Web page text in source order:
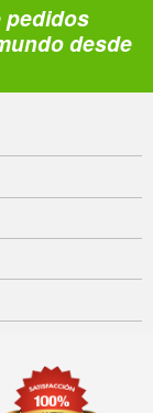
pedidos
desde